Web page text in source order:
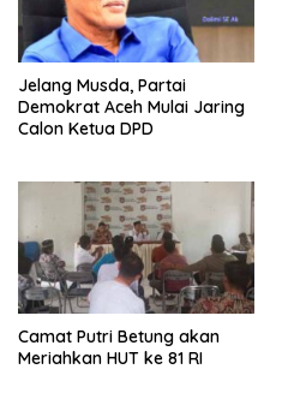
Jelang Musda, Partai
Demokrat Aceh Mulai Jaring
Calon Ketua DPD
Camat Putri Betung akan
Meriahkan HUT ke 81 RI